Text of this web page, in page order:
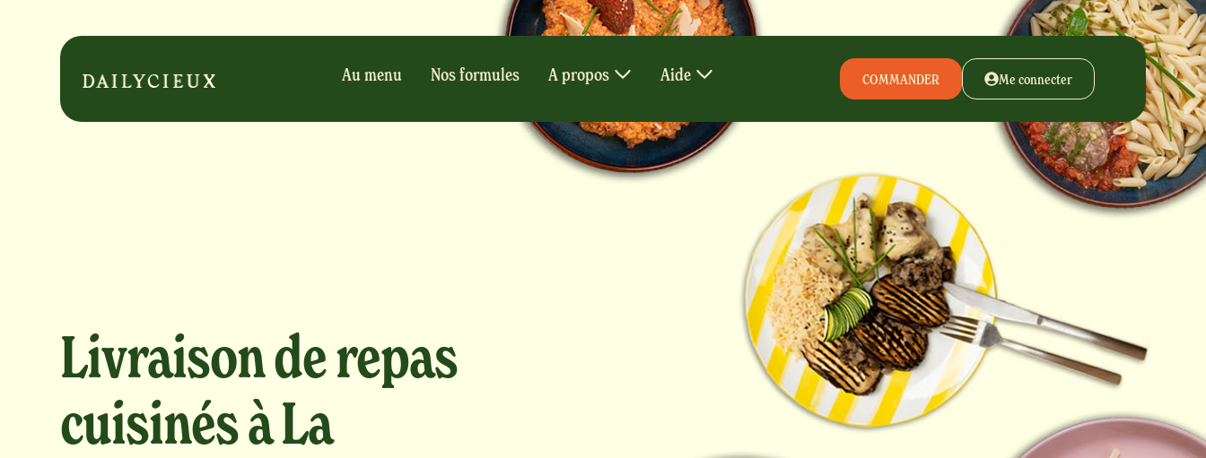
Au menu Nos formules A propos Aide COMMANDER Me connecter
Livraison de repas
cuisinés à La